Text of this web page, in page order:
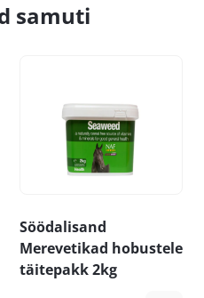
samuti
Söödalisand
Merevetikad hobustele
täitepakk 2kg